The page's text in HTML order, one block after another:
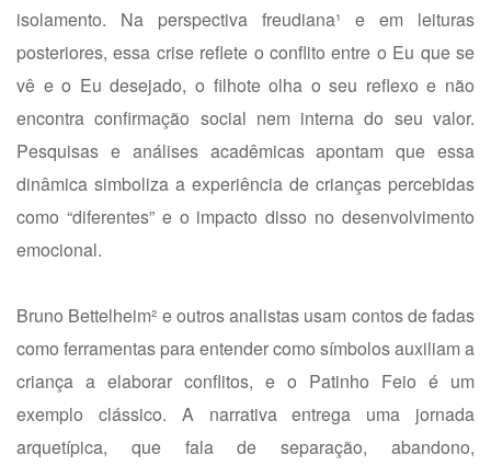
isolamento. Na perspectiva freudiana¹ e em leituras
posteriores, essa crise reflete o conflito entre o Eu que se
vê e o Eu desejado, o filhote olha o seu reflexo e não
encontra confirmação social nem interna do seu valor.
Pesquisas e análises acadêmicas apontam que essa
dinâmica simboliza a experiência de crianças percebidas
como “diferentes” e o impacto disso no desenvolvimento
emocional.
Bruno Bettelheim² e outros analistas usam contos de fadas
como ferramentas para entender como símbolos auxiliam a
criança a elaborar conflitos, e o Patinho Feio é um
exemplo clássico. A narrativa entrega uma jornada
arquetípica, que fala de separação, abandono,